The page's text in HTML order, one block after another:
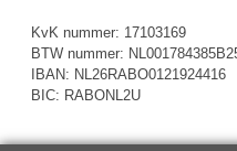
KvK nummer: 17103169
BTW nummer:
IBAN: NL26RABO0121924416
BIC: RABONL2U